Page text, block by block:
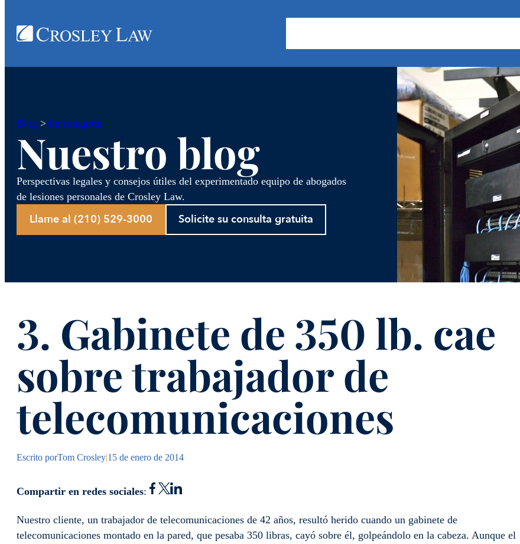
Blog >Sin categoría
Nuestro blog
Perspectivas legales y consejos útiles del experimentado equipo de abogados
de lesiones personales de Crosley Law.
Llame al (210) 529-3000 Solicite su consulta gratuita
3. Gabinete de 350 lb. cae
sobre trabajador de
telecomunicaciones
Escrito porTom Crosley|15 de enero de 2014
Compartir en redes sociales:
Nuestro cliente, un trabajador de telecomunicaciones de 42 años, resultó herido cuando un gabinete de
telecomunicaciones montado en la pared, que pesaba 350 libras, cayó sobre él, golpeándolo en la cabeza. Aunque el